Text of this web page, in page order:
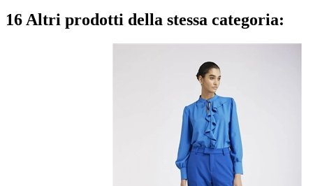
16 Altri prodotti della stessa categoria: